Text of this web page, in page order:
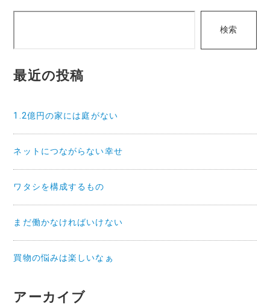
ー
シ
ン
検索
最近の投稿
1.2億円の家には庭がない
ネットにつながらない幸せ
ワタシを構成するもの
まだ働かなければいけない
買物の悩みは楽しいなぁ
アーカイブ